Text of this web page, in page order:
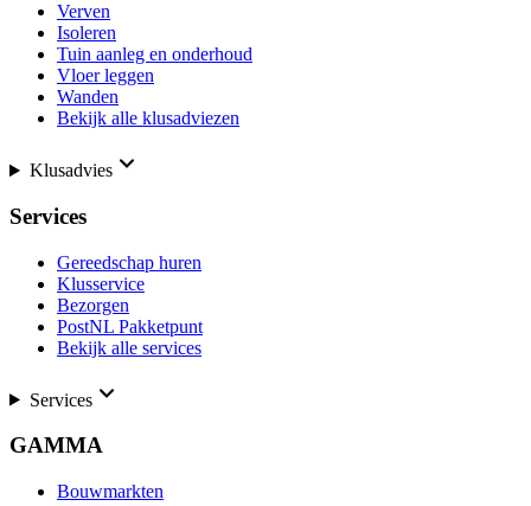
Verven
Isoleren
Tuin aanleg en onderhoud
Vloer leggen
Wanden
Bekijk alle klusadviezen
Klusadvies
Services
Gereedschap huren
Klusservice
Bezorgen
PostNL Pakketpunt
Bekijk alle services
Services
GAMMA
Bouwmarkten